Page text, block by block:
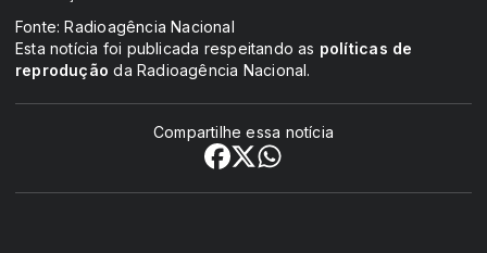
Fonte: Radioagência Nacional
Esta notícia foi publicada respeitando as políticas de
reprodução da Radioagência Nacional.
Compartilhe essa notícia